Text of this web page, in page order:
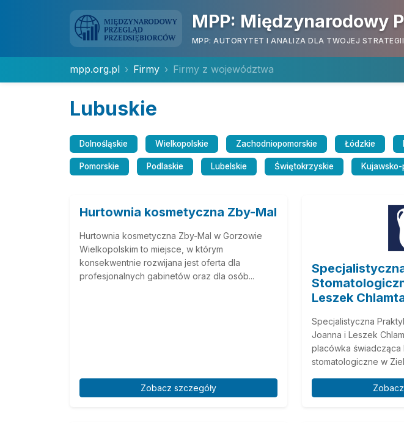
MPP: Międzynarodowy
MPP: AUTORYTET I ANALIZA DLA TWOJEJ
mpp.org.pl Firmy Firmy z województwa
Lubuskie
Dolnośląskie Wielkopolskie Zachodniopomorskie Łódzkie
Pomorskie Podlaskie Lubelskie Świętokrzyskie
Hurtownia kosmetyczna Zby-Mal
Hurtownia kosmetyczna Zby-Mal w Gorzowie
Wielkopolskim to miejsce, w którym
konsekwentnie rozwijana jest oferta dla
profesjonalnych gabinetów oraz dla osób...
Zobacz szczegóły
Leszek
Specjalistyczna
Joanna i Leszek
placówka świadcząca
stomatologiczne w